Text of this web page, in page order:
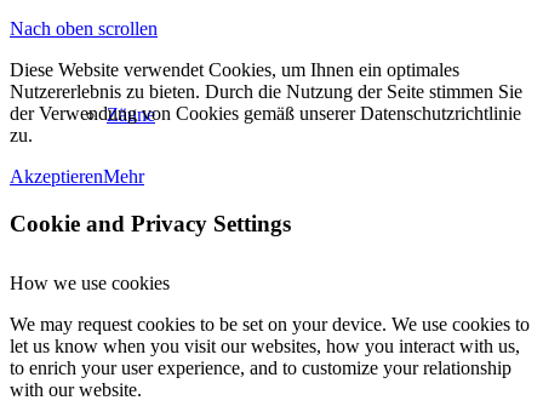
Zäune
Nach oben scrollen
Diese Website verwendet Cookies, um Ihnen ein optimales
Nutzererlebnis zu bieten. Durch die Nutzung der Seite stimmen Sie
der Verwendung von Cookies gemäß unserer Datenschutzrichtlinie
zu.
AkzeptierenMehr
Cookie and Privacy Settings
How we use cookies
We may request cookies to be set on your device. We use cookies to
let us know when you visit our websites, how you interact with us,
to enrich your user experience, and to customize your relationship
with our website.